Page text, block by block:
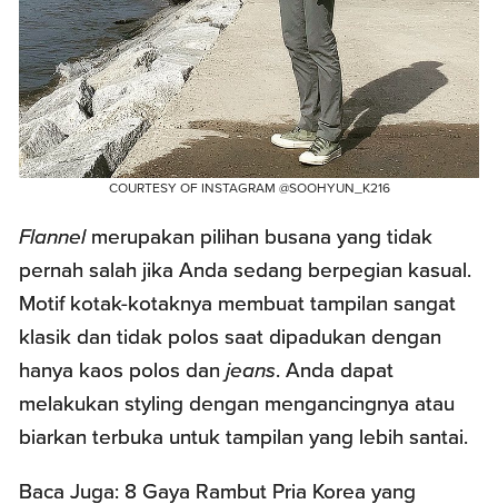
COURTESY OF INSTAGRAM @SOOHYUN_K216
Flannelmerupakan pilihan busana yang tidak
pernah salah jika Anda sedang berpegian kasual.
Motif kotak-kotaknya membuat tampilan sangat
klasik dan tidak polos saat dipadukan dengan
hanya kaos polos danjeans. Anda dapat
melakukan styling dengan mengancingnya atau
biarkan terbuka untuk tampilan yang lebih santai.
Baca Juga: 8 Gaya Rambut Pria Korea yang